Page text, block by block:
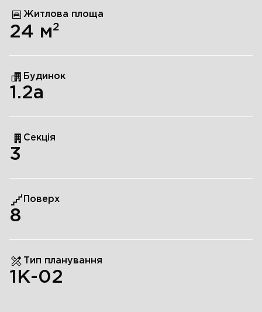
Житлова площа
24 м2
Будинок
1.2а
Секція
3
Поверх
8
Тип планування
1К-02